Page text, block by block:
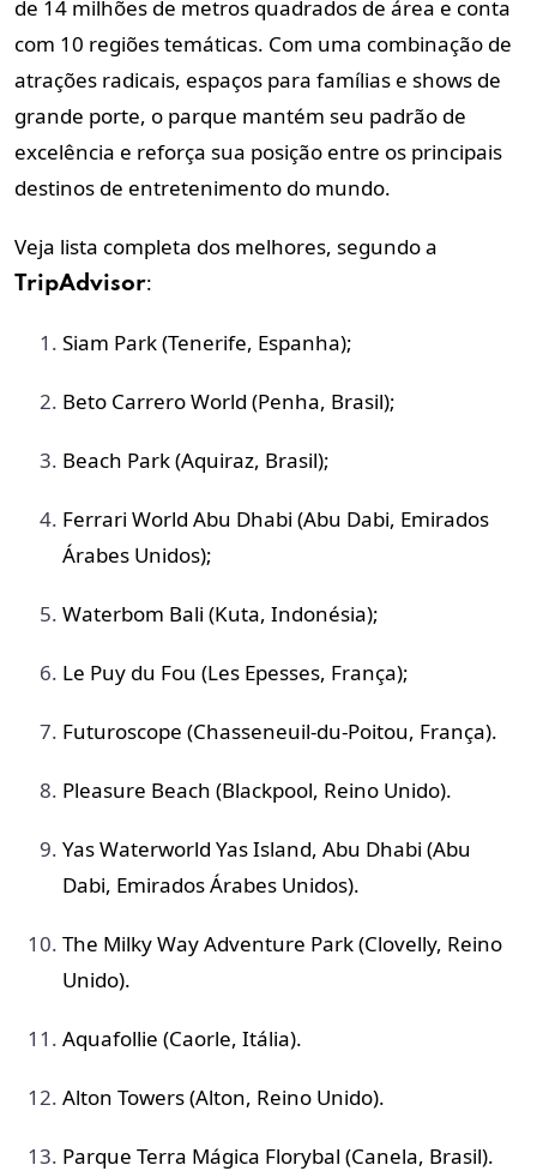
de 14 milhões de metros quadrados de área e conta
com 10 regiões temáticas. Com uma combinação de
atrações radicais, espaços para famílias e shows de
grande porte, o parque mantém seu padrão de
excelência e reforça sua posição entre os principais
destinos de entretenimento do mundo.
Veja lista completa dos melhores, segundo a
TripAdvisor:
Siam Park (Tenerife, Espanha);
Beto Carrero World (Penha, Brasil);
Beach Park (Aquiraz, Brasil);
Ferrari World Abu Dhabi (Abu Dabi, Emirados
Árabes Unidos);
Waterbom Bali (Kuta, Indonésia);
Le Puy du Fou (Les Epesses, França);
Futuroscope (Chasseneuil-du-Poitou, França).
Pleasure Beach (Blackpool, Reino Unido).
Yas Waterworld Yas Island, Abu Dhabi (Abu
Dabi, Emirados Árabes Unidos).
The Milky Way Adventure Park (Clovelly, Reino
Unido).
Aquafollie (Caorle, Itália).
Alton Towers (Alton, Reino Unido).
Parque Terra Mágica Florybal (Canela, Brasil).